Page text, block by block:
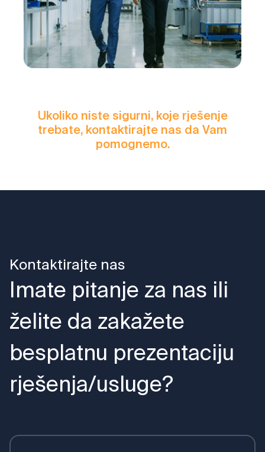
Ukoliko niste sigurni, koje rješenje
trebate, kontaktirajte nas da Vam
pomognemo.
Kontaktirajte nas
Imate pitanje za nas ili
želite da zakažete
besplatnu prezentaciju
rješenja/usluge?